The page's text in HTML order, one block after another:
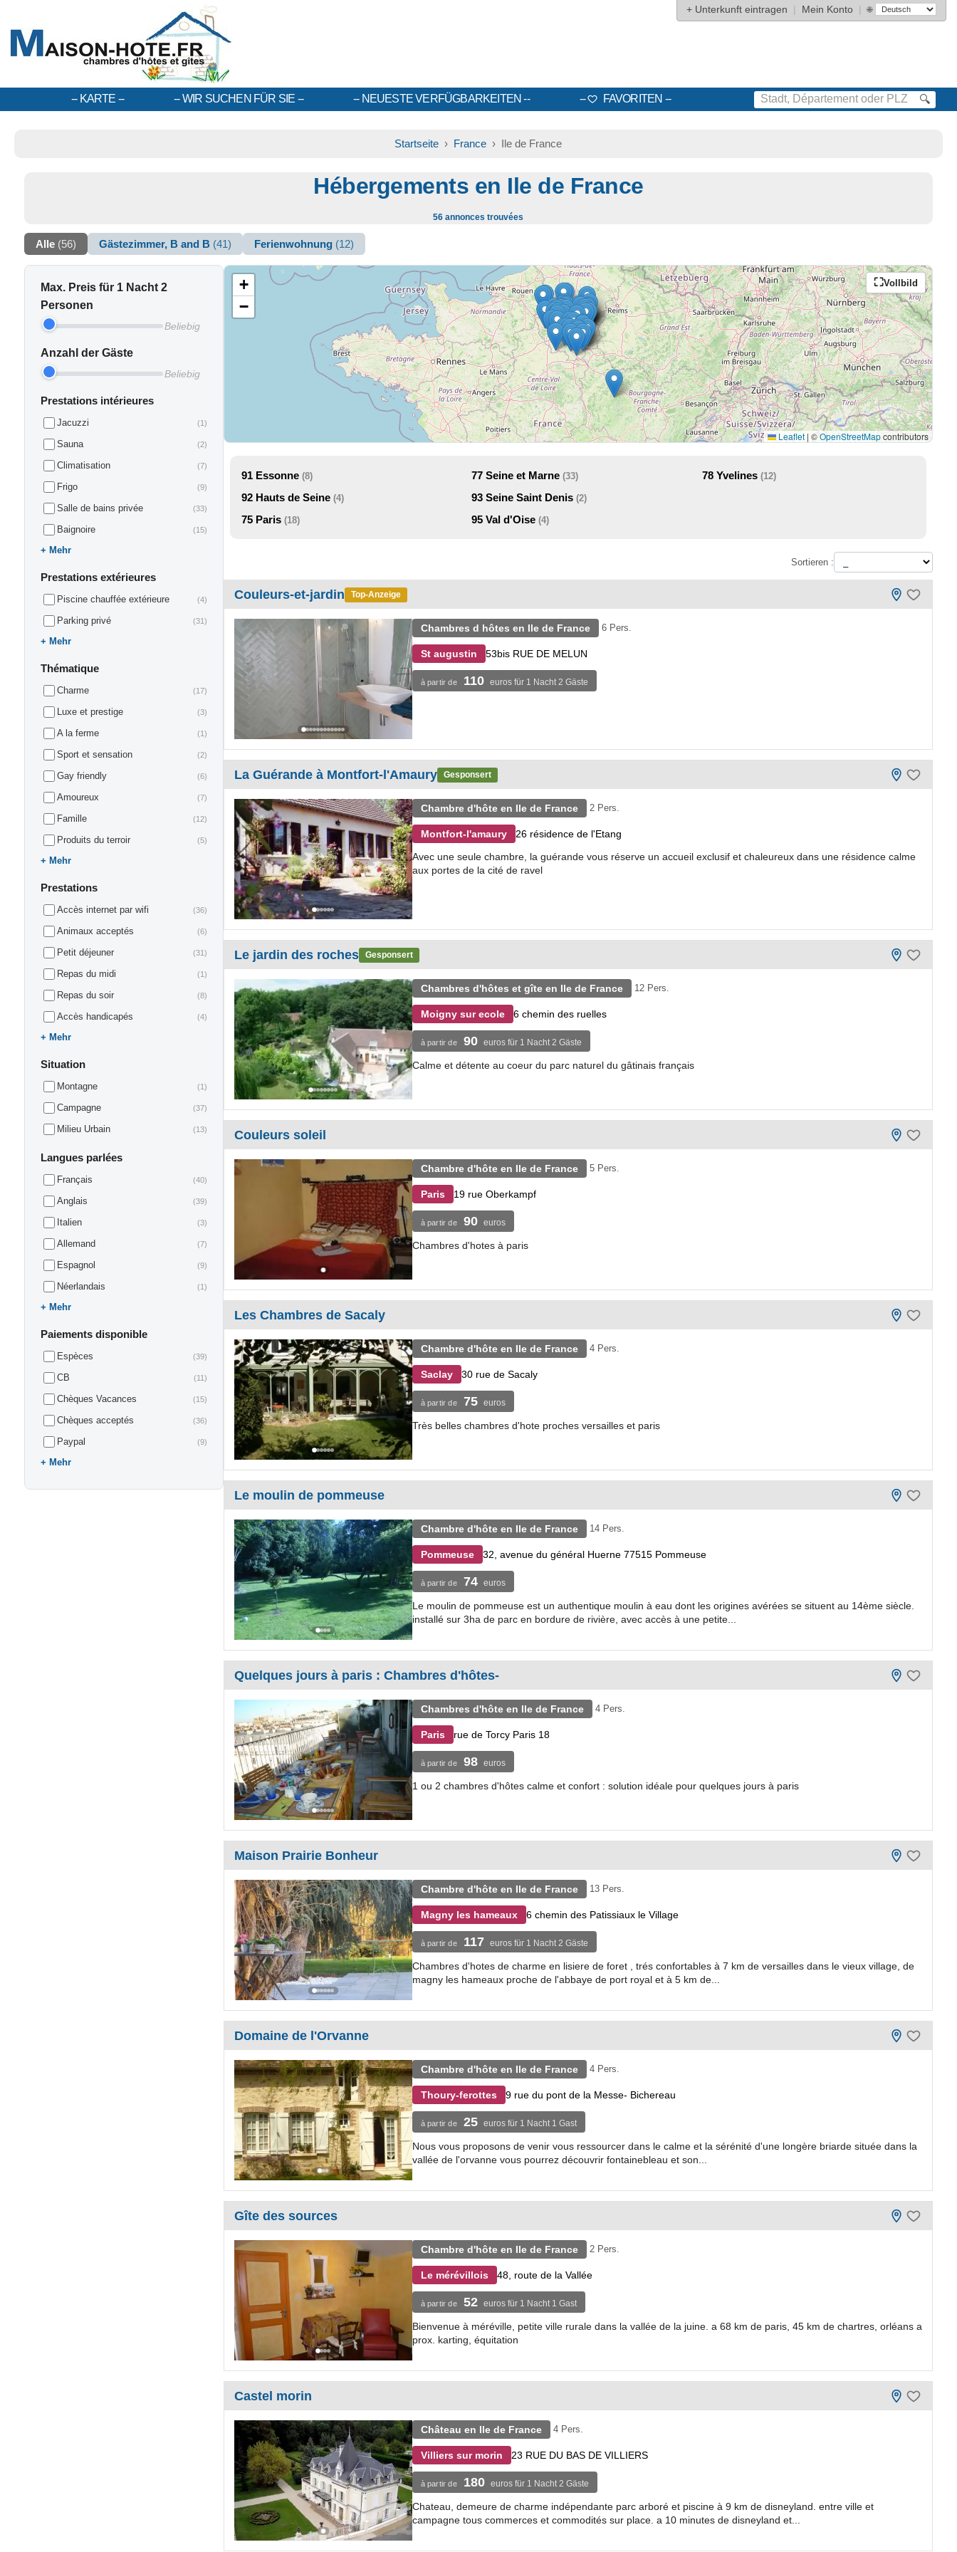
+ Unterkunft eintragen | Mein Konto | 🌐
KARTE WIR SUCHEN FÜR SIE NEUESTE VERFÜGBARKEITEN FAVORITEN 🔍
Startseite › France › Ile de France
Hébergements en Ile de France
56 annonces trouvées
Alle (56) Gästezimmer, B and B (41) Ferienwohnung (12)
Max. Preis für 1 Nacht 2
Personen
Beliebig
Anzahl der Gäste
Beliebig
Prestations intérieures
Jacuzzi (1)
Sauna (2)
Climatisation (7)
Frigo (9)
Salle de bains privée (33)
Baignoire (15)
Mehr
Prestations extérieures
Piscine chauffée extérieure (4)
Parking privé (31)
Mehr
Thématique
Charme (17)
Luxe et prestige (3)
A la ferme (1)
Sport et sensation (2)
Gay friendly (6)
Amoureux (7)
Famille (12)
Produits du terroir (5)
Mehr
Prestations
Accès internet par wifi (36)
Animaux acceptés (6)
Petit déjeuner (31)
Repas du midi (1)
Repas du soir (8)
Accès handicapés (4)
Mehr
Situation
Montagne (1)
Campagne (37)
Milieu Urbain (13)
Langues parlées
Français (40)
Anglais (39)
Italien (3)
Allemand (7)
Espagnol (9)
Néerlandais (1)
Mehr
Paiements disponible
Espèces (39)
CB (11)
Chèques Vacances (15)
Chèques acceptés (36)
Paypal (9)
Mehr
Vollbild
+
−
Leaflet | ©OpenStreetMapcontributors
91 Essonne (8)
92 Hauts de Seine (4)
75 Paris (18)
77 Seine et Marne(33)
93 Seine Saint Denis(2)
95 Val d'Oise(4)
78 Yvelines (12)
Sortieren :
Couleurs-et-jardin Top-Anzeige
Chambres d hôtes en Ile de France 6 Pers.
St augustin 53bis RUE DE MELUN
à partir de 110 euros für 1 Nacht 2 Gäste
La Guérande à Montfort-l'Amaury Gesponsert
Chambre d'hôte en Ile de France 2 Pers.
Montfort-l'amaury 26 résidence de l'Etang
Avec une seule chambre, la guérande vous réserve un accueil exclusif et chaleureux dans une résidence calme
aux portes de la cité de ravel
Le jardin des roches Gesponsert
Chambres d'hôtes et gîte en Ile de France 12 Pers.
Moigny sur ecole 6 chemin des ruelles
à partir de 90 euros für 1 Nacht 2 Gäste
Calme et détente au coeur du parc naturel du gâtinais français
Couleurs soleil
Chambre d'hôte en Ile de France 5 Pers.
Paris 19 rue Oberkampf
à partir de 90 euros
Chambres d'hotes à paris
Les Chambres de Sacaly
Chambre d'hôte en Ile de France 4 Pers.
Saclay 30 rue de Sacaly
à partir de 75 euros
Très belles chambres d'hote proches versailles et paris
Le moulin de pommeuse
Chambre d'hôte en Ile de France 14 Pers.
Pommeuse 32, avenue du général Huerne 77515 Pommeuse
à partir de 74 euros
Le moulin de pommeuse est un authentique moulin à eau dont les origines avérées se situent au 14ème siècle.
installé sur 3ha de parc en bordure de rivière, avec accès à une petite...
Quelques jours à paris : Chambres d'hôtes-
Chambres d'hôte en Ile de France 4 Pers.
Paris rue de Torcy Paris 18
à partir de 98 euros
1 ou 2 chambres d'hôtes calme et confort : solution idéale pour quelques jours à paris
Maison Prairie Bonheur
Chambre d'hôte en Ile de France 13 Pers.
Magny les hameaux 6 chemin des Patissiaux le Village
à partir de 117 euros für 1 Nacht 2 Gäste
Chambres d'hotes de charme en lisiere de foret , trés confortables à 7 km de versailles dans le vieux village, de
magny les hameaux proche de l'abbaye de port royal et à 5 km de...
Domaine de l'Orvanne
Chambre d'hôte en Ile de France 4 Pers.
Thoury-ferottes 9 rue du pont de la Messe- Bichereau
à partir de 25 euros für 1 Nacht 1 Gast
Nous vous proposons de venir vous ressourcer dans le calme et la sérénité d'une longère briarde située dans la
vallée de l'orvanne vous pourrez découvrir fontainebleau et son...
Gîte des sources
Chambre d'hôte en Ile de France 2 Pers.
Le mérévillois 48, route de la Vallée
à partir de 52 euros für 1 Nacht 1 Gast
Bienvenue à méréville, petite ville rurale dans la vallée de la juine. a 68 km de paris, 45 km de chartres, orléans a
prox. karting, équitation
Castel morin
Château en Ile de France 4 Pers.
Villiers sur morin 23 RUE DU BAS DE VILLIERS
à partir de 180 euros für 1 Nacht 2 Gäste
Chateau, demeure de charme indépendante parc arboré et piscine à 9 km de disneyland. entre ville et
campagne tous commerces et commodités sur place. a 10 minutes de disneyland et...